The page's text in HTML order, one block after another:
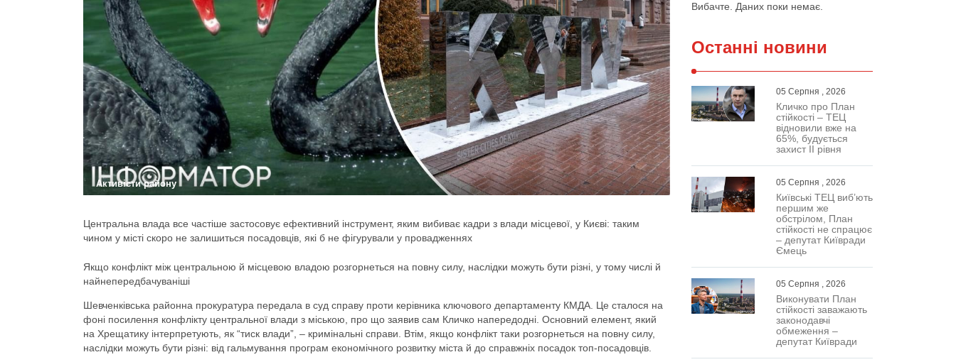
Активісти району
Центральна влада все частіше застосовує ефективний інструмент, яким вибиває кадри з влади місцевої, у Києві: таким
чином у місті скоро не залишиться посадовців, які б не фігурували у провадженнях
Якщо конфлікт між центральною й місцевою владою розгорнеться на повну силу, наслідки можуть бути різні, у тому числі й
найнепередбачуваніші
Шевченківська районна прокуратура передала в суд справу проти керівника ключового департаменту КМДА. Це сталося на
фоні посилення конфлікту центральної влади з міською, про що заявив сам Кличко напередодні. Основний елемент, який
на Хрещатику інтерпретують, як “тиск влади”, – кримінальні справи. Втім, якщо конфлікт таки розгорнеться на повну силу,
наслідки можуть бути різні: від гальмування програм економічного розвитку міста й до справжніх посадок топ-посадовців.
Вибачте. Даних поки немає.
Останні новини
05 Серпня , 2026
Кличко про План
стійкості – ТЕЦ
відновили вже на
65%, будується
захист ІІ рівня
05 Серпня , 2026
Київські ТЕЦ виб’ють
першим же
обстрілом, План
стійкості не спрацює
– депутат Київради
Ємець
05 Серпня , 2026
Виконувати План
стійкості заважають
законодавчі
обмеження –
депутат Київради